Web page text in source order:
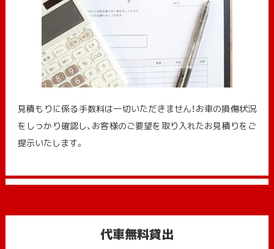
見積もりに係る手数料は一切いただきません！お車の損傷状況
をしっかり確認し、お客様のご要望を取り入れたお見積りをご
提示いたします。
代車無料貸出